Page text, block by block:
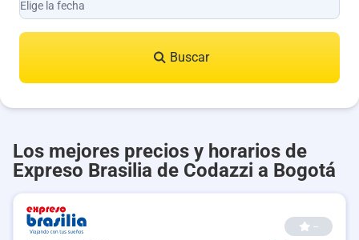
Buscar
Los mejores precios y horarios de
Expreso Brasilia de Codazzi a Bogotá
--